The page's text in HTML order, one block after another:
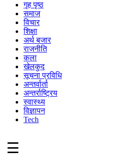
गृह पृष्ठ
समाज
विचार
शिक्षा
अर्थ बजार
राजनीति
कला
खेलकुद
सूचना प्रविधि
अन्तर्वार्ता
अन्तर्राष्ट्रिय
स्वास्थ्य
विज्ञापन
Tech
☰